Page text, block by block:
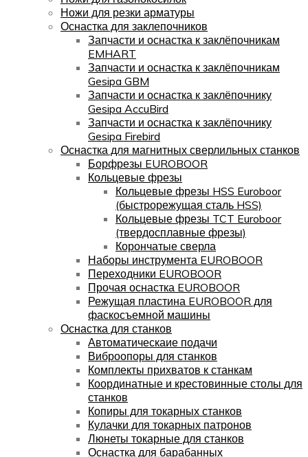
Ножи для резки арматуры
Оснастка для заклепочников
Запчасти и оснастка к заклёпочникам
EMHART
Запчасти и оснастка к заклёпочникам
Gesipa GBM
Запчасти и оснастка к заклёпочнику
Gesipa AccuBird
Запчасти и оснастка к заклёпочнику
Gesipa Firebird
Оснастка для магнитных сверлильных станков
Борфрезы EUROBOOR
Кольцевые фрезы
Кольцевые фрезы HSS Euroboor
(быстрорежущая сталь HSS)
Кольцевые фрезы TCT Euroboor
(твердосплавные фрезы)
Корончатые сверла
Наборы инструмента EUROBOOR
Переходники EUROBOOR
Прочая оснастка EUROBOOR
Режущая пластина EUROBOOR для
фаскосъемной машины
Оснастка для станков
Автоматическаие подачи
Виброопоры для станков
Комплекты прихватов к станкам
Координатные и крестовинные столы для
станков
Копиры для токарных станков
Кулачки для токарных патронов
Люнеты токарные для станков
Оснастка для барабанных